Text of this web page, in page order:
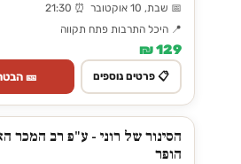
📅 שבת, 10 אוקטובר ⏰ 21:30
📍 היכל התרבות פתח תקווה
129 ₪
📋 פרטים נוספים 🎫
הסינור של רוני - ע"פ רב המכר
הופר